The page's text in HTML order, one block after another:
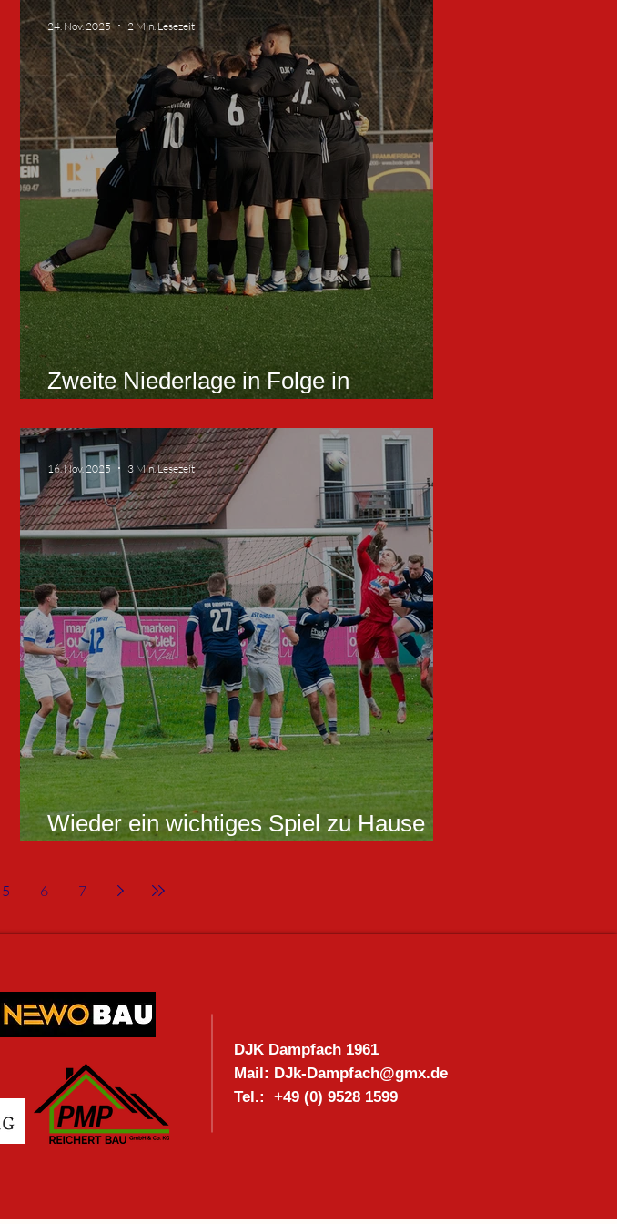
Zweite Niederlage in Folge in
24. Nov. 2025 2 Min. Lesezeit
Wieder ein wichtiges Spiel zu Hause
Tabellenletzten
16. Nov. 2025 3 Min. Lesezeit
5 6 7
DJK Dampfach 1961
Mail: DJk-Dampfach@gmx.de
Tel.: +49 (0) 9528 1599